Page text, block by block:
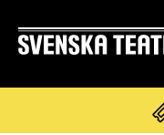
KIITOS virkistävän
´sta! Näyttelijä Dennis